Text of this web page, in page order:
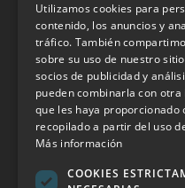
Hostel Vending
Utilizamos cookies para
contenido, los anuncios y
tráfico. También
sobre su uso de nuestro
socios de publicidad y
pueden combinarla con
que les haya proporcionado
recopilado a partir del uso
Más información
COOKIES